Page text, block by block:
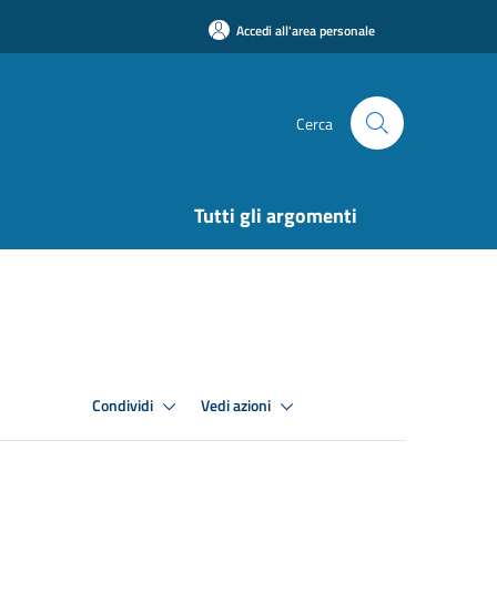
Accedi all'area personale
Cerca
Tutti gli argomenti
Condividi Vedi azioni